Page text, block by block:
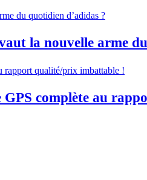
la nouvelle arme
complète au